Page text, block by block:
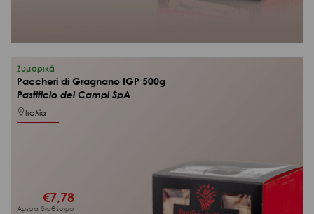
Ζυμαρικά
Paccheri di Gragnano IGP 500g
Pastificio dei Campi SpA
Ιταλία
€7,78
Άμεσα διαθέσιμο